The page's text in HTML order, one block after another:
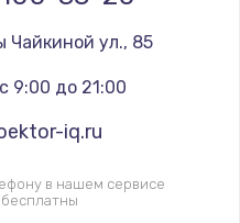
Чайкиной ул., 85
9:00 до 21:00
iq.ru
в нашем сервисе